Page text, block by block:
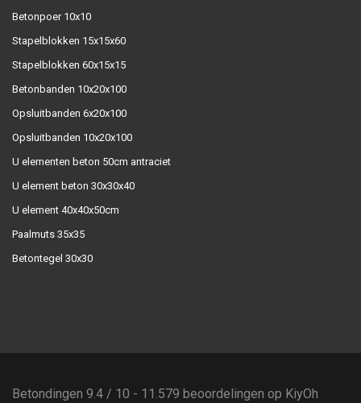
Betonpoer 10x10
Stapelblokken 15x15x60
Stapelblokken 60x15x15
Betonbanden 10x20x100
Opsluitbanden 6x20x100
Opsluitbanden 10x20x100
U elementen beton 50cm antraciet
U element beton 30x30x40
U element 40x40x50cm
Paalmuts 35x35
Betontegel 30x30
Betondingen 9.4 / 10 - 11.579 beoordelingen op KiyOh